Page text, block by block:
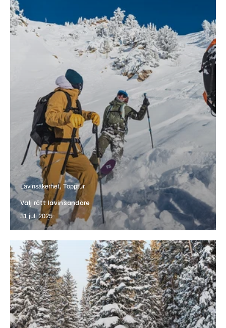
Lavinsäkerhet Topptur
Välj rätt lavinsändare
31 juli 2025